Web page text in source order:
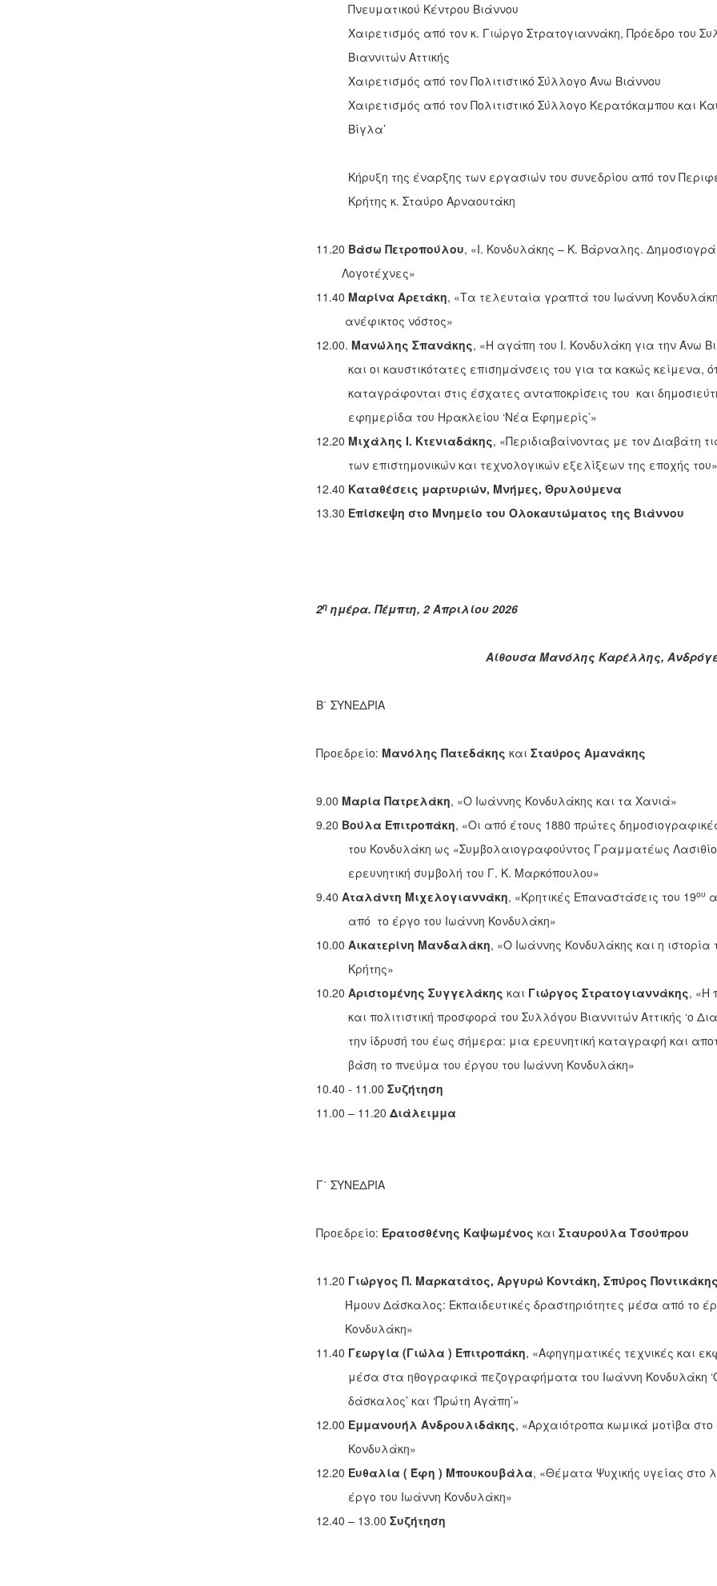
Πνευματικού Κέντρου Βιάννου
Χαιρετισμός από τον κ. Γιώργο Στρατογιαννάκη, Πρόεδρο του
Βιαννιτών Αττικής
Χαιρετισμός από τον Πολιτιστικό Σύλλογο Άνω Βιάννου
Χαιρετισμός από τον Πολιτιστικό Σύλλογο Κερατόκαμπου και
Βίγλα’
Κήρυξη της έναρξης των εργασιών του συνεδρίου από τον
Κρήτης κ. Σταύρο Αρναουτάκη
11.20 Βάσω Πετροπούλου, «Ι. Κονδυλάκης – Κ. Βάρναλης.
Λογοτέχνες»
11.40 Μαρίνα Αρετάκη, «Τα τελευταία γραπτά του Ιωάννη
ανέφικτος νόστος»
12.00. Μανώλης Σπανάκης, «Η αγάπη του Ι. Κονδυλάκη για την Άνω
και οι καυστικότατες επισημάνσεις του για τα κακώς κείμενα,
καταγράφονται στις έσχατες ανταποκρίσεις του και
εφημερίδα του Ηρακλείου ‘Νέα Εφημερίς’»
12.20 Μιχάλης Ι. Κτενιαδάκης, «Περιδιαβαίνοντας με τον Διαβάτη
των επιστημονικών και τεχνολογικών εξελίξεων της εποχής του»
12.40 Καταθέσεις μαρτυριών, Μνήμες, Θρυλούμενα
13.30 Επίσκεψη στο Μνημείο του Ολοκαυτώματος της Βιάννου
2ηημέρα. Πέμπτη, 2 Απριλίου 2026
Αίθουσα Μανόλης Καρέλλης, Ανδρόγεω,
Β΄ ΣΥΝΕΔΡΙΑ
Προεδρείο: Μανόλης Πατεδάκης και Σταύρος Αμανάκης
9.00 Μαρία Πατρελάκη, «Ο Ιωάννης Κονδυλάκης και τα Χανιά»
9.20 Βούλα Επιτροπάκη, «Οι από έτους 1880 πρώτες
του Κονδυλάκη ως «Συμβολαιογραφούντος Γραμματέως
ερευνητική συμβολή του Γ. Κ. Μαρκόπουλου»
9.40 Αταλάντη Μιχελογιαννάκη, «Κρητικές Επαναστάσεις του 19ου
από το έργο του Ιωάννη Κονδυλάκη»
10.00 Αικατερίνη Μανδαλάκη, «Ο Ιωάννης Κονδυλάκης και η ιστορία
Κρήτης»
10.20 Αριστομένης Συγγελάκης και Γιώργος Στρατογιαννάκης, «Η
και πολιτιστική προσφορά του Συλλόγου Βιαννιτών Αττικής ‘ο
την ίδρυσή του έως σήμερα: μια ερευνητική καταγραφή και
βάση το πνεύμα του έργου του Ιωάννη Κονδυλάκη»
10.40 - 11.00 Συζήτηση
11.00 – 11.20 Διάλειμμα
Γ΄ ΣΥΝΕΔΡΙΑ
Προεδρείο: Ερατοσθένης Καψωμένος και Σταυρούλα Τσούπρου
11.20 Γιώργος Π. Μαρκατάτος, Αργυρώ Κοντάκη, Σπύρος Ποντικάκης
Ήμουν Δάσκαλος: Εκπαιδευτικές δραστηριότητες μέσα από το
Κονδυλάκη»
11.40 Γεωργία (Γιώλα ) Επιτροπάκη, «Αφηγηματικές τεχνικές και
μέσα στα ηθογραφικά πεζογραφήματα του Ιωάννη Κονδυλάκη
δάσκαλος’ και ‘Πρώτη Αγάπη’»
12.00 Εμμανουήλ Ανδρουλιδάκης, «Αρχαιότροπα κωμικά μοτίβα στο
Κονδυλάκη»
12.20 Ευθαλία ( Έφη ) Μπουκουβάλα, «Θέματα Ψυχικής υγείας στο
έργο του Ιωάννη Κονδυλάκη»
12.40 – 13.00 Συζήτηση